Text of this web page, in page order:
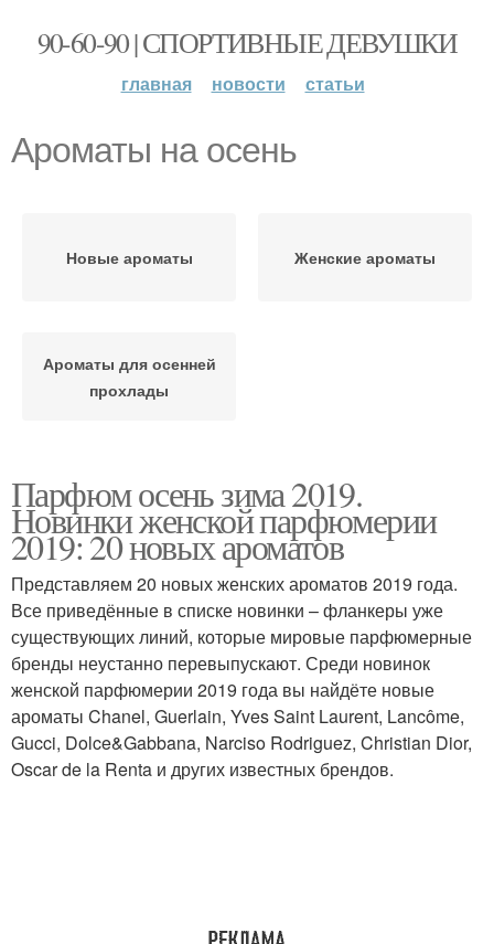
90-60-90 | СПОРТИВНЫЕ ДЕВУШКИ
главная новости статьи
Ароматы на осень
Новые ароматы Женские ароматы
Ароматы для осенней
прохлады
Парфюм осень зима 2019.
Новинки женской парфюмерии
2019: 20 новых ароматов
Представляем 20 новых женских ароматов 2019 года.
Все приведённые в списке новинки – фланкеры уже
существующих линий, которые мировые парфюмерные
бренды неустанно перевыпускают. Среди новинок
женской парфюмерии 2019 года вы найдёте новые
ароматы Chanel, Guerlain, Yves Saint Laurent, Lancôme,
Gucci, Dolce&Gabbana, Narciso Rodriguez, Christian Dior,
Oscar de la Renta и других известных брендов.